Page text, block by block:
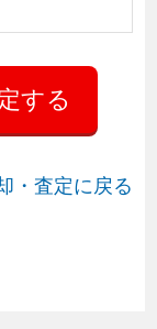
・査定に戻る